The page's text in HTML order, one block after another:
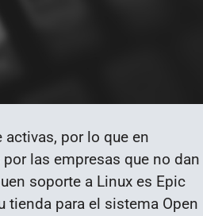
por lo que en
las empresas que no dan
soporte a Linux es Epic
tienda para el sistema Open